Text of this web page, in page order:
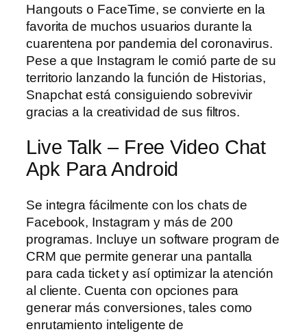
Hangouts o FaceTime, se convierte en la
favorita de muchos usuarios durante la
cuarentena por pandemia del coronavirus.
Pese a que Instagram le comió parte de su
territorio lanzando la función de Historias,
Snapchat está consiguiendo sobrevivir
gracias a la creatividad de sus filtros.
Live Talk – Free Video Chat
Apk Para Android
Se integra fácilmente con los chats de
Facebook, Instagram y más de 200
programas. Incluye un software program de
CRM que permite generar una pantalla
para cada ticket y así optimizar la atención
al cliente. Cuenta con opciones para
generar más conversiones, tales como
enrutamiento inteligente de